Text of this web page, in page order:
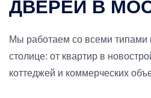
ДВЕРЕЙ В
Мы работаем со всеми типами
столице: от квартир в
коттеджей и коммерческих